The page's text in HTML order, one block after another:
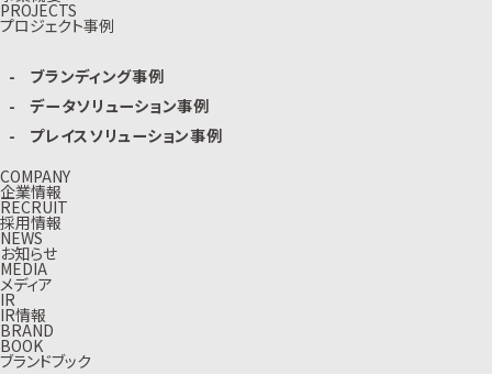
PROJECTS
プロジェクト事例
ブランディング事例
データソリューション事例
プレイスソリューション事例
COMPANY
企業情報
RECRUIT
採用情報
NEWS
お知らせ
MEDIA
メディア
IR
IR情報
BRAND
BOOK
ブランドブック